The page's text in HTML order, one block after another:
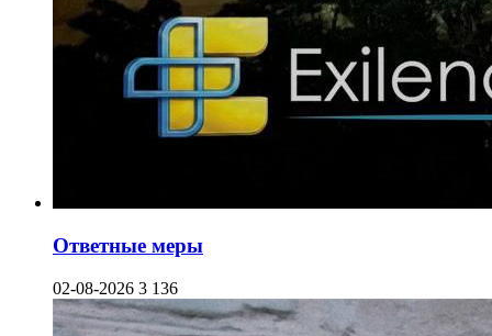
Ответные меры
02-08-2026 3 136